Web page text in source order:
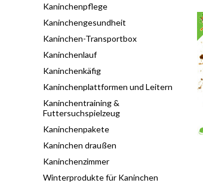
Kaninchenpflege
Kaninchengesundheit
Kaninchen-Transportbox
Kaninchenlauf
Kaninchenkäfig
Kaninchenplattformen und Leitern
Kaninchentraining &
Futtersuchspielzeug
Kaninchenpakete
Kaninchen draußen
Kaninchenzimmer
Winterprodukte für Kaninchen